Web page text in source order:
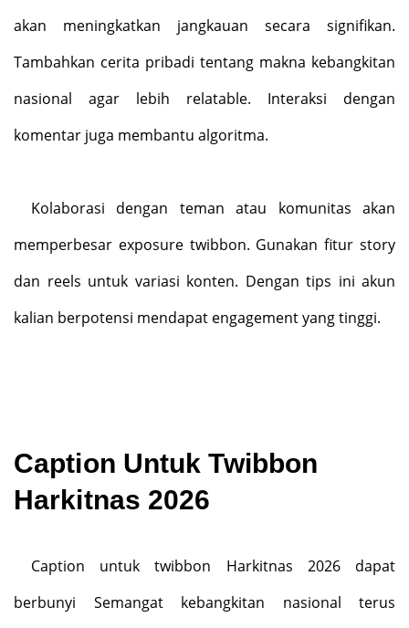
akan meningkatkan jangkauan secara signifikan.
Tambahkan cerita pribadi tentang makna kebangkitan
nasional agar lebih relatable. Interaksi dengan
komentar juga membantu algoritma.
Kolaborasi dengan teman atau komunitas akan
memperbesar exposure twibbon. Gunakan fitur story
dan reels untuk variasi konten. Dengan tips ini akun
kalian berpotensi mendapat engagement yang tinggi.
Caption Untuk Twibbon
Harkitnas 2026
Caption untuk twibbon Harkitnas 2026 dapat
berbunyi Semangat kebangkitan nasional terus